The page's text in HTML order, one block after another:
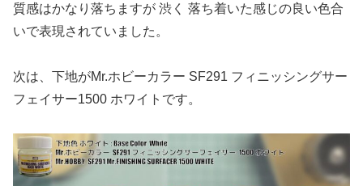
質感はかなり落ちますが 渋く 落ち着いた感じの良い色合
いで表現されていました。
次は、下地がMr.ホビーカラー SF291 フィニッシングサー
フェイサー1500 ホワイトです。